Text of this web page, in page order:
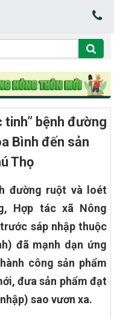
tinh” bệnh đường
Bình đến sản
Thọ
đường ruột và loét
Hợp tác xã Nông
sáp nhập thuộc
đã mạnh dạn ứng
công sản phẩm
đưa sản phẩm đạt
sao vươn xa.